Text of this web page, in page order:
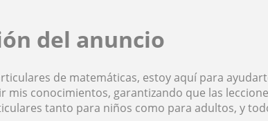
del anuncio
de matemáticas, estoy aquí para
mis conocimientos, garantizando que las
tanto para niños como para adultos, y